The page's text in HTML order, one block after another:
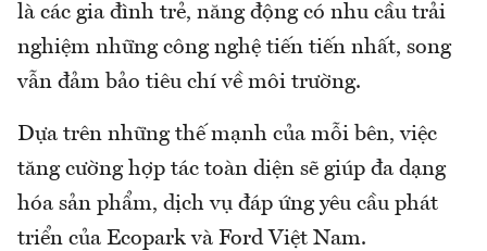
là các gia đình trẻ, năng động có nhu cầu trải
nghiệm những công nghệ tiến tiến nhất, song
vẫn đảm bảo tiêu chí về môi trường.
Dựa trên những thế mạnh của mỗi bên, việc
tăng cường hợp tác toàn diện sẽ giúp đa dạng
hóa sản phẩm, dịch vụ đáp ứng yêu cầu phát
triển của Ecopark và Ford Việt Nam.